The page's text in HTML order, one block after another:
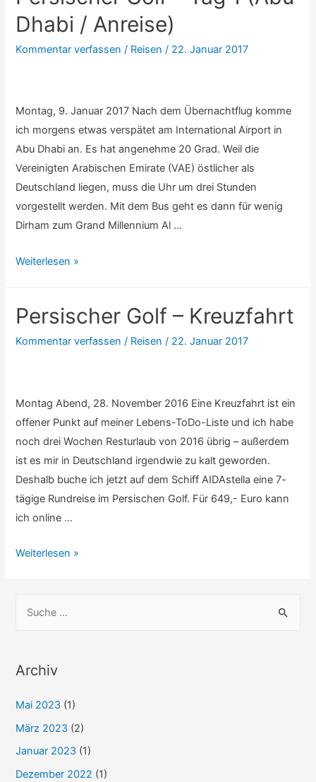
2
(Abu
Dhabi
Dhabi / Anreise)
Kommentar verfassen / Reisen / 22. Januar 2017
Montag, 9. Januar 2017 Nach dem Übernachtflug komme
ich morgens etwas verspätet am International Airport in
Abu Dhabi an. Es hat angenehme 20 Grad. Weil die
Vereinigten Arabischen Emirate (VAE) östlicher als
Deutschland liegen, muss die Uhr um drei Stunden
vorgestellt werden. Mit dem Bus geht es dann für wenig
Dirham zum Grand Millennium Al …
Persischer
Tag
1
Anreise)
Weiterlesen »
Persischer Golf – Kreuzfahrt
Kommentar verfassen / Reisen / 22. Januar 2017
Montag Abend, 28. November 2016 Eine Kreuzfahrt ist ein
offener Punkt auf meiner Lebens-ToDo-Liste und ich habe
noch drei Wochen Resturlaub von 2016 übrig – außerdem
ist es mir in Deutschland irgendwie zu kalt geworden.
Deshalb buche ich jetzt auf dem Schiff AIDAstella eine 7-
tägige Rundreise im Persischen Golf. Für 649,- Euro kann
ich online …
Persischer
Kreuzfahrt
Weiterlesen »
h
n
n
a
c
Archiv
Mai 2023 (1)
März 2023 (2)
Januar 2023 (1)
Dezember 2022 (1)